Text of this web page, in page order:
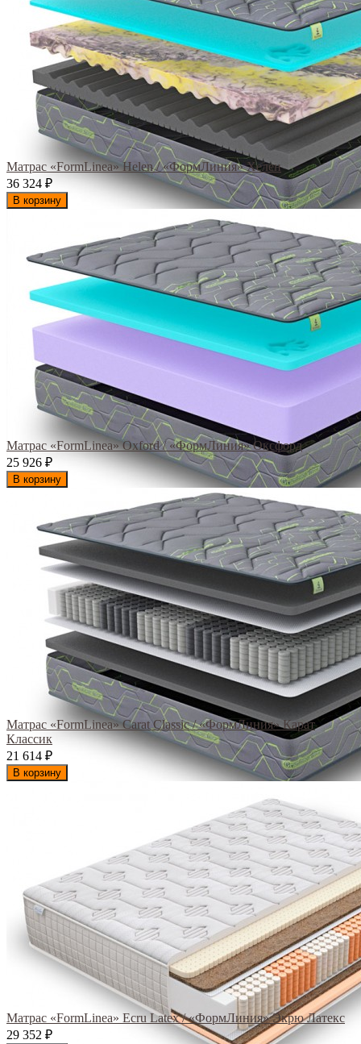
Матрас «FormLinea» Helen / «ФормЛиния» Хелен
36 324 ₽
В корзину
Матрас «FormLinea» Oxford / «ФормЛиния» Оксфорд
25 926 ₽
В корзину
Матрас «FormLinea» Carat Classic / «ФормЛиния» Карат
Классик
21 614 ₽
В корзину
Матрас «FormLinea» Ecru Latex / «ФормЛиния» Экрю Латекс
29 352 ₽